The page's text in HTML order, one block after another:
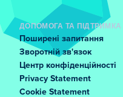
ДОПОМОГА ТА ПІДТРИМКА
Поширені запитання
Зворотній зв'язок
Центр конфіденційності
Privacy Statement
Cookie Statement